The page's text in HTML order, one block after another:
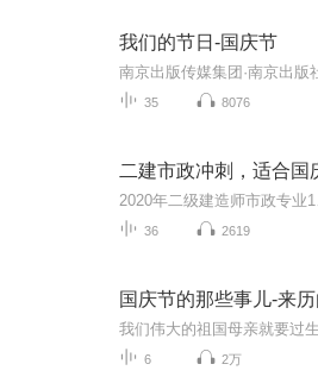
我们的节日-国庆节
35 8076
二建市政冲刺，适合国
36 2619
国庆节的那些事儿-来
6 2万